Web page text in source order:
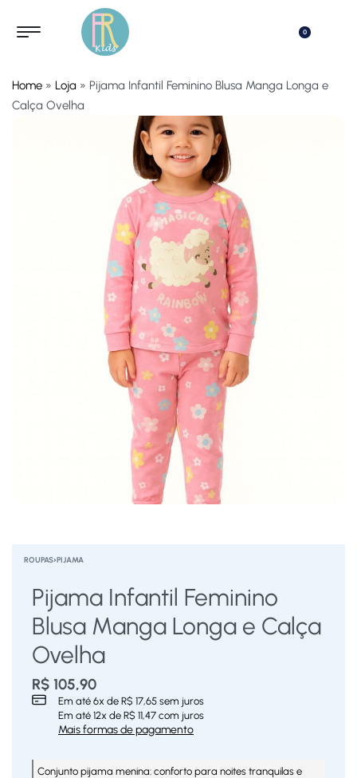
0
Home » Loja » Pijama Infantil Feminino Blusa Manga Longa e
Calça Ovelha
ROUPAS›PIJAMA
Pijama Infantil Feminino
Blusa Manga Longa e Calça
Ovelha
R$ 105,90
Em até 6x de R$ 17,65 sem juros
Em até 12x de R$ 11,47 com juros
Mais formas de pagamento
Conjunto pijama menina: conforto para noites tranquilas e